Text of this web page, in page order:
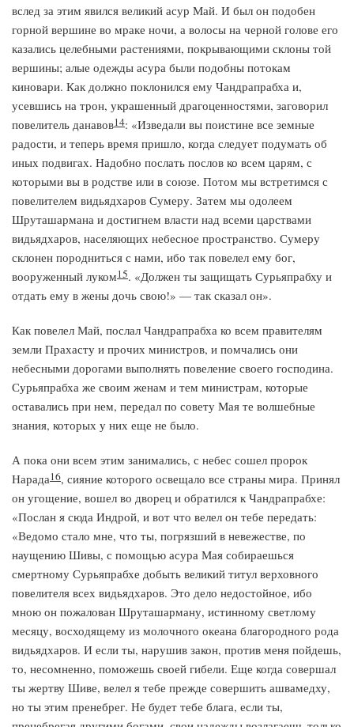
вслед за этим явился великий асур Май. И был он подобен
горной вершине во мраке ночи, а волосы на черной голове его
казались целебными растениями, покрывающими склоны той
вершины; алые одежды асура были подобны потокам
киновари. Как должно поклонился ему Чандрапрабха и,
усевшись на трон, украшенный драгоценностями, заговорил
повелитель данавов14: «Изведали вы поистине все земные
радости, и теперь время пришло, когда следует подумать об
иных подвигах. Надобно послать послов ко всем царям, с
которыми вы в родстве или в союзе. Потом мы встретимся с
повелителем видьядхаров Сумеру. Затем мы одолеем
Шруташармана и достигнем власти над всеми царствами
видьядхаров, населяющих небесное пространство. Сумеру
склонен породниться с нами, ибо так повелел ему бог,
вооруженный луком15. «Должен ты защищать Сурьяпрабху и
отдать ему в жены дочь свою!» — так сказал он».
Как повелел Май, послал Чандрапрабха ко всем правителям
земли Прахасту и прочих министров, и помчались они
небесными дорогами выполнять повеление своего господина.
Сурьяпрабха же своим женам и тем министрам, которые
оставались при нем, передал по совету Мая те волшебные
знания, которых у них еще не было.
А пока они всем этим занимались, с небес сошел пророк
Нарада16, сияние которого освещало все страны мира. Принял
он угощение, вошел во дворец и обратился к Чандрапрабхе:
«Послан я сюда Индрой, и вот что велел он тебе передать:
«Ведомо стало мне, что ты, погрязший в невежестве, по
наущению Шивы, с помощью асура Мая собираешься
смертному Сурьяпрабхе добыть великий титул верховного
повелителя всех видьядхаров. Это дело недостойное, ибо
мною он пожалован Шруташарману, истинному светлому
месяцу, восходящему из молочного океана благородного рода
видьядхаров. И если ты, нарушив закон, против меня пойдешь,
то, несомненно, поможешь своей гибели. Еще когда совершал
ты жертву Шиве, велел я тебе прежде совершить ашвамедху,
но ты этим пренебрег. Не будет тебе блага, если ты,